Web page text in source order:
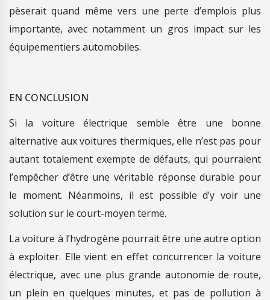
pèserait quand même vers une perte d’emplois plus
importante, avec notamment un gros impact sur les
équipementiers automobiles.
EN CONCLUSION
Si la voiture électrique semble être une bonne
alternative aux voitures thermiques, elle n’est pas pour
autant totalement exempte de défauts, qui pourraient
l’empêcher d’être une véritable réponse durable pour
le moment. Néanmoins, il est possible d’y voir une
solution sur le court-moyen terme.
La voiture à l’hydrogène pourrait être une autre option
à exploiter. Elle vient en effet concurrencer la voiture
électrique, avec une plus grande autonomie de route,
un plein en quelques minutes, et pas de pollution à